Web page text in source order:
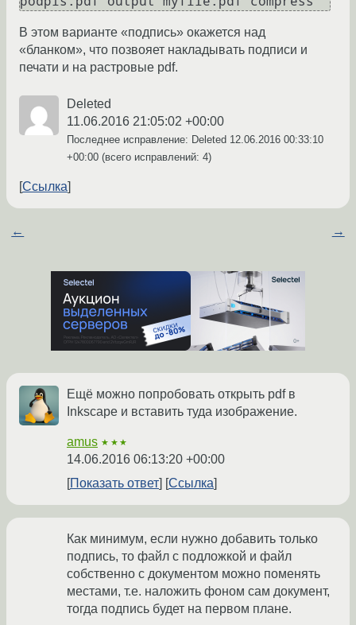
В этом варианте «подпись» окажется над
«бланком», что позвояет накладывать подписи и
печати и на растровые pdf.
Deleted
11.06.2016 21:05:02 +00:00
Последнее исправление: Deleted 12.06.2016 00:33:10
+00:00 (всего исправлений: 4)
Ссылка
← →
Ещё можно попробовать открыть pdf в
Inkscape и вставить туда изображение.
amus ★★★
14.06.2016 06:13:20 +00:00
Показать ответ
Ссылка
Как минимум, если нужно добавить только
подпись, то файл с подложкой и файл
собственно с документом можно поменять
местами, т.е. наложить фоном сам документ,
тогда подпись будет на первом плане.